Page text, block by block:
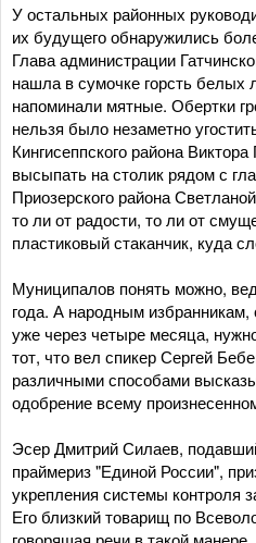
У остальных районных
их будущего обнаружились
Глава администрации
нашла в сумочке горсть белых
напоминали мятные. Обертки
нельзя было незаметно
Кингисеппского района
высыпать на столик рядом с
Приозерского района
то ли от радости, то ли от
пластиковый стаканчик, куда
Муниципалов понять можно,
года. А народным
уже через четыре месяца,
тот, что вел спикер Сергей
различными способами
одобрение всему
Эсер Дмитрий Силаев,
праймериз "Единой России",
укрепления системы контроля
Его близкий товарищ по